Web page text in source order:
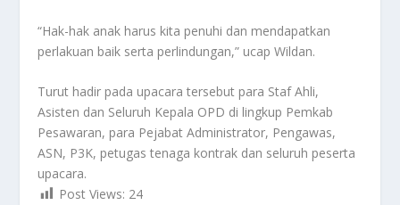
“Hak-hak anak harus kita penuhi dan mendapatkan
perlakuan baik serta perlindungan,” ucap Wildan.
Turut hadir pada upacara tersebut para Staf Ahli,
Asisten dan Seluruh Kepala OPD di lingkup Pemkab
Pesawaran, para Pejabat Administrator, Pengawas,
ASN, P3K, petugas tenaga kontrak dan seluruh peserta
upacara.
Post Views: 24